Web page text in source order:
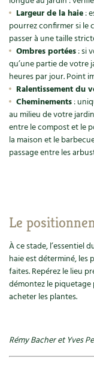
Secrets d’abonné
Tous au jardin ! avec
La vie secrète du
BD : La folle
Largeur de la haie:
pourrez confirmer si le
passer à une taille
Ombres portées: si
qu’une partie de votre
heures par jour. Point
Ralentissement du
Cheminements:
au milieu de votre
entre le compost et le
la maison et le
passage entre les
Le
À ce stade, l’essentiel
haie est déterminé, les
faites. Repérez le lieu
démontez le piquetage
acheter les plantes.
Rémy Bacher et Yves